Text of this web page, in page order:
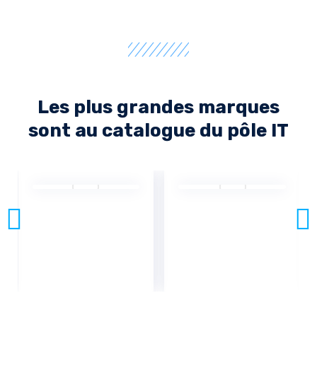
Les plus grandes marques
sont au catalogue du pôle IT